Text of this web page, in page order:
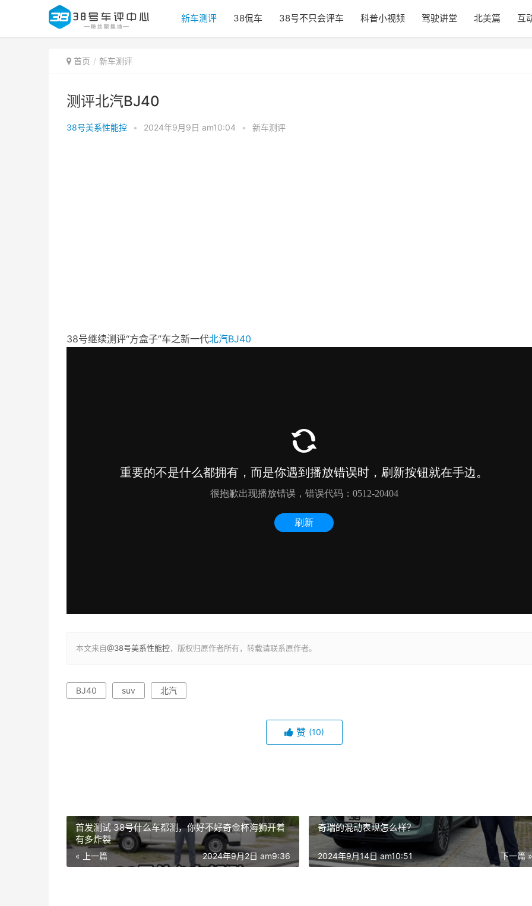
新车测评 38侃车 38号不只会评车 科普小视频 驾驶讲堂 北美篇 互
首页 新车测评
测评北汽BJ40
38号美系性能控 • 2024年9月9日 am10:04 • 新车测评
38号继续测评“方盒子”车之新一代北汽BJ40
本文来自@38号美系性能控，版权归原作者所有，转载请联系原作者。
BJ40 suv 北汽
赞 (10)
首发测试 38号什么车都测，你好不好奇金杯海狮开着
有多炸裂
« 上一篇 2024年9月2日 am9:36
奇瑞的混动表现怎么样？
下一篇 »
2024年9月14日 am10:51